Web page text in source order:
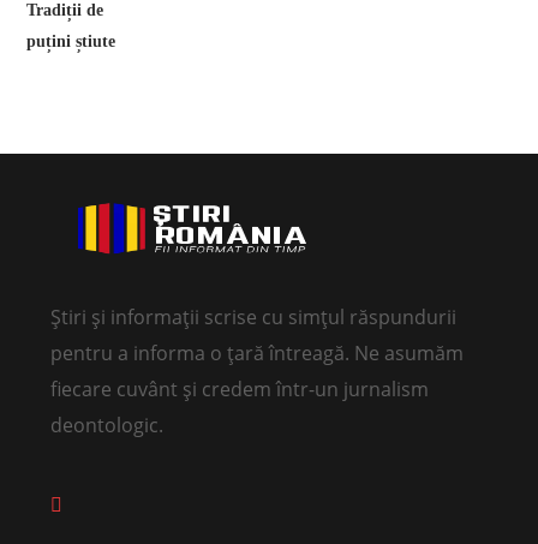
Știri și informații scrise cu simțul răspundurii
pentru a informa o țară întreagă. Ne asumăm
fiecare cuvânt și credem într-un jurnalism
deontologic.